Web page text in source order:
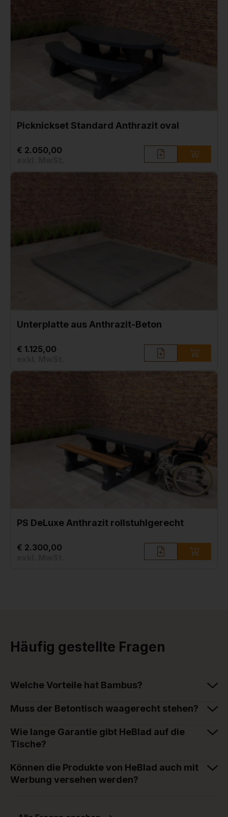
Picknickset Standard Anthrazit oval
€ 2.050,00
Unterplatte aus Anthrazit-Beton
€ 1.125,00
PS DeLuxe Anthrazit rollstuhlgerecht
€ 2.300,00
Häufig gestellte Fragen
Welche Vorteile hat Bambus?
Muss der Betontisch waagerecht stehen?
Wie lange Garantie gibt HeBlad auf die
Tische?
Können die Produkte von HeBlad auch mit
Werbung versehen werden?